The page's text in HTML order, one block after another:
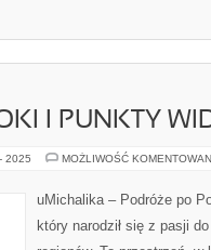
I PUNKTY
2025 MOŻLIWOŚĆ
uMichalika – Podróże po
który narodził się z pasji